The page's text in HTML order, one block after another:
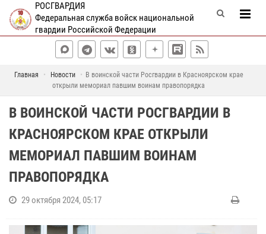
РОСГВАРДИЯ
Федеральная служба войск национальной
гвардии Российской Федерации
Главная Новости
В воинской части Росгвардии в Красноярском крае
открыли мемориал павшим воинам правопорядка
В ВОИНСКОЙ ЧАСТИ РОСГВАРДИИ В
КРАСНОЯРСКОМ КРАЕ ОТКРЫЛИ
МЕМОРИАЛ ПАВШИМ ВОИНАМ
ПРАВОПОРЯДКА
29 октября 2024, 05:17